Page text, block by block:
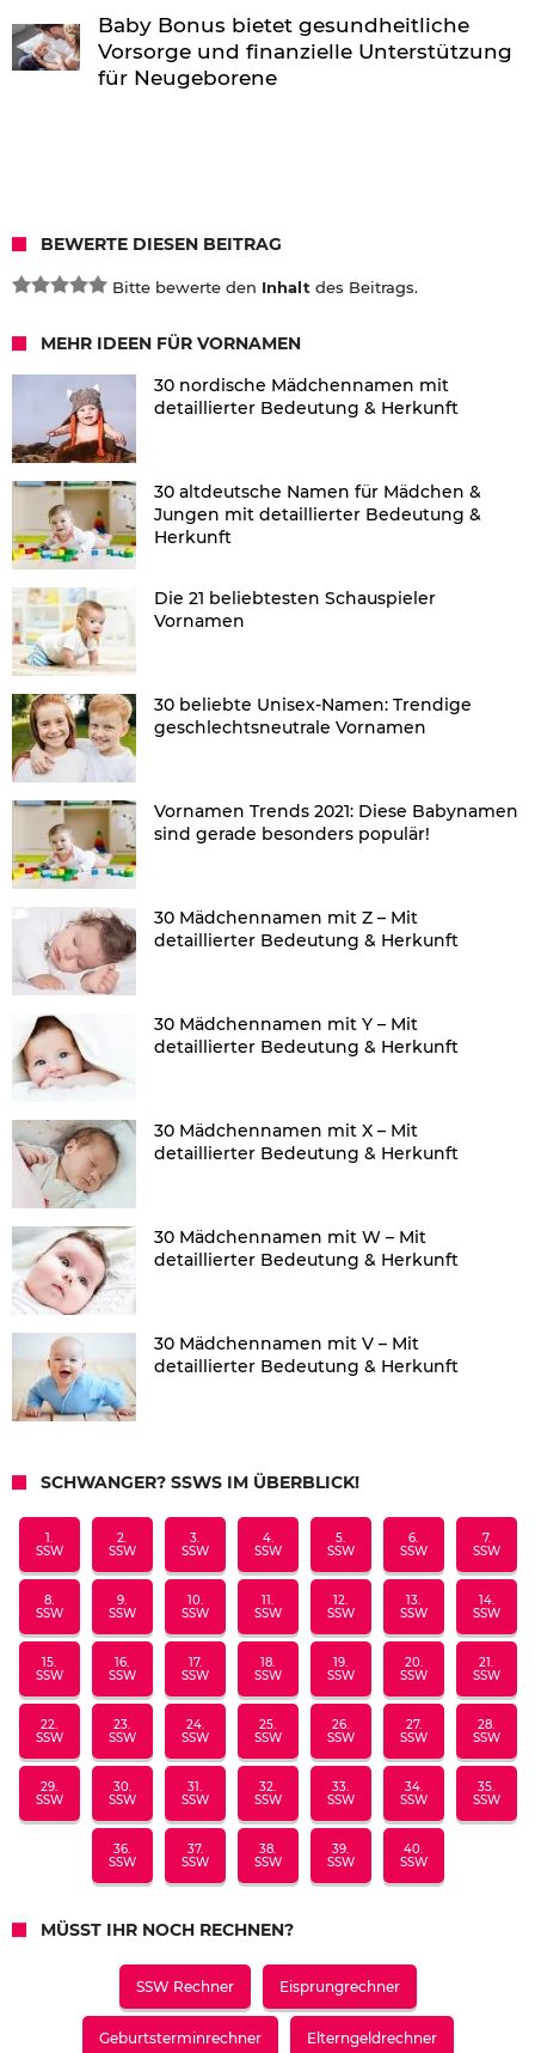
Baby Bonus bietet gesundheitliche
Vorsorge und finanzielle Unterstützung
für Neugeborene
BEWERTE DIESEN BEITRAG
Bitte bewerte den Inhalt des Beitrags.
MEHR IDEEN FÜR VORNAMEN
30 nordische Mädchennamen mit
detaillierter Bedeutung & Herkunft
30 altdeutsche Namen für Mädchen &
Jungen mit detaillierter Bedeutung &
Herkunft
Die 21 beliebtesten Schauspieler
Vornamen
30 beliebte Unisex-Namen: Trendige
geschlechtsneutrale Vornamen
Vornamen Trends 2021: Diese Babynamen
sind gerade besonders populär!
30 Mädchennamen mit Z – Mit
detaillierter Bedeutung & Herkunft
30 Mädchennamen mit Y – Mit
detaillierter Bedeutung & Herkunft
30 Mädchennamen mit X – Mit
detaillierter Bedeutung & Herkunft
30 Mädchennamen mit W – Mit
detaillierter Bedeutung & Herkunft
30 Mädchennamen mit V – Mit
detaillierter Bedeutung & Herkunft
SCHWANGER? SSWS IM ÜBERBLICK!
1.
SSW
2.
SSW
3.
SSW
4.
SSW
5.
SSW
6.
SSW
7.
SSW
8.
SSW
9.
SSW
10.
SSW
11.
SSW
12.
SSW
13.
SSW
14.
SSW
15.
SSW
16.
SSW
17.
SSW
18.
SSW
19.
SSW
20.
SSW
21.
SSW
22.
SSW
23.
SSW
24.
SSW
25.
SSW
26.
SSW
27.
SSW
28.
SSW
29.
SSW
30.
SSW
31.
SSW
32.
SSW
33.
SSW
34.
SSW
35.
SSW
36.
SSW
37.
SSW
38.
SSW
39.
SSW
40.
SSW
MÜSST IHR NOCH RECHNEN?
SSW Rechner Eisprungrechner
Geburtsterminrechner Elterngeldrechner